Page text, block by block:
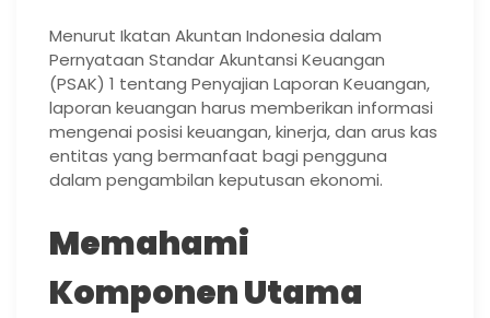
Menurut Ikatan Akuntan Indonesia dalam
Pernyataan Standar Akuntansi Keuangan
(PSAK) 1 tentang Penyajian Laporan Keuangan,
laporan keuangan harus memberikan informasi
mengenai posisi keuangan, kinerja, dan arus kas
entitas yang bermanfaat bagi pengguna
dalam pengambilan keputusan ekonomi.
Memahami
Komponen Utama